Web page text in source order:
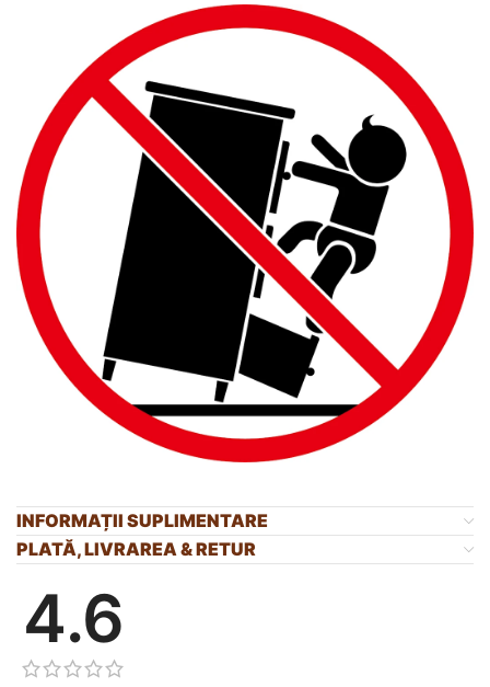
INFORMAȚII SUPLIMENTARE
PLATĂ, LIVRAREA & RETUR
4.6